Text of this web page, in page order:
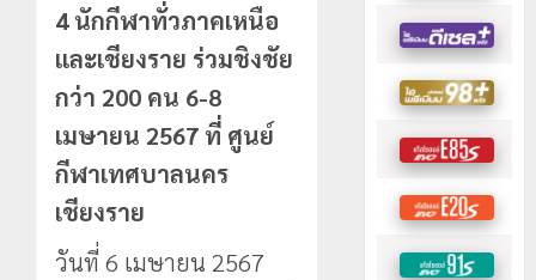
4 นักกีฬาทั่วภาคเหนือ
และเชียงราย ร่วมชิงชัย
กว่า 200 คน 6-8
เมษายน 2567 ที่ ศูนย์
กีฬาเทศบาลนคร
เชียงราย
วันที่ 6 เมษายน 2567